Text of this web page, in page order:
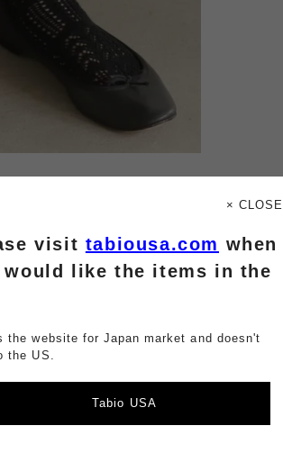
』の
× CLOSE
visit tabiousa.com when
would like the items in the
the website for Japan market and doesn't
the US.
Tabio USA